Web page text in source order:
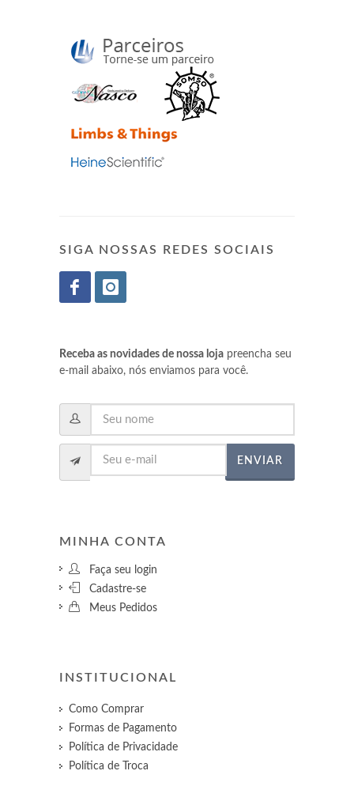
SIGA NOSSAS REDES SOCIAIS
Receba as novidades de nossa lojapreencha seu
e-mail abaixo, nós enviamos para você.
ENVIAR
MINHA CONTA
Faça seu login
Cadastre-se
Meus Pedidos
INSTITUCIONAL
Como Comprar
Formas de Pagamento
Política de Privacidade
Política de Troca